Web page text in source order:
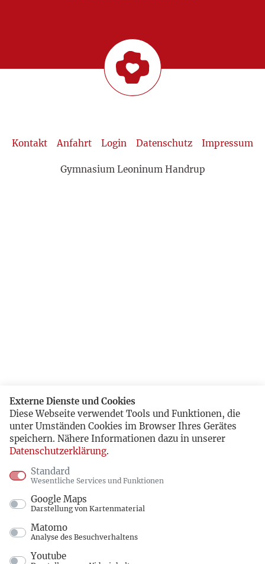
Kontakt Anfahrt Login Datenschutz Impressum
Gymnasium Leoninum Handrup
Externe Dienste und Cookies
Diese Webseite verwendet Tools und Funktionen, die
unter Umständen Cookies im Browser Ihres Gerätes
speichern. Nähere Informationen dazu in unserer
Datenschutzerklärung.
Standard
Wesentliche Services und Funktionen
Google Maps
Darstellung von Kartenmaterial
Matomo
Analyse des Besuchverhaltens
Youtube